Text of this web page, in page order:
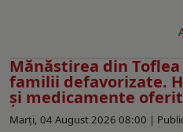
Mănăstirea din
familii defavorizate.
și medicamente
Marți, 04 August 2026 08:00 |